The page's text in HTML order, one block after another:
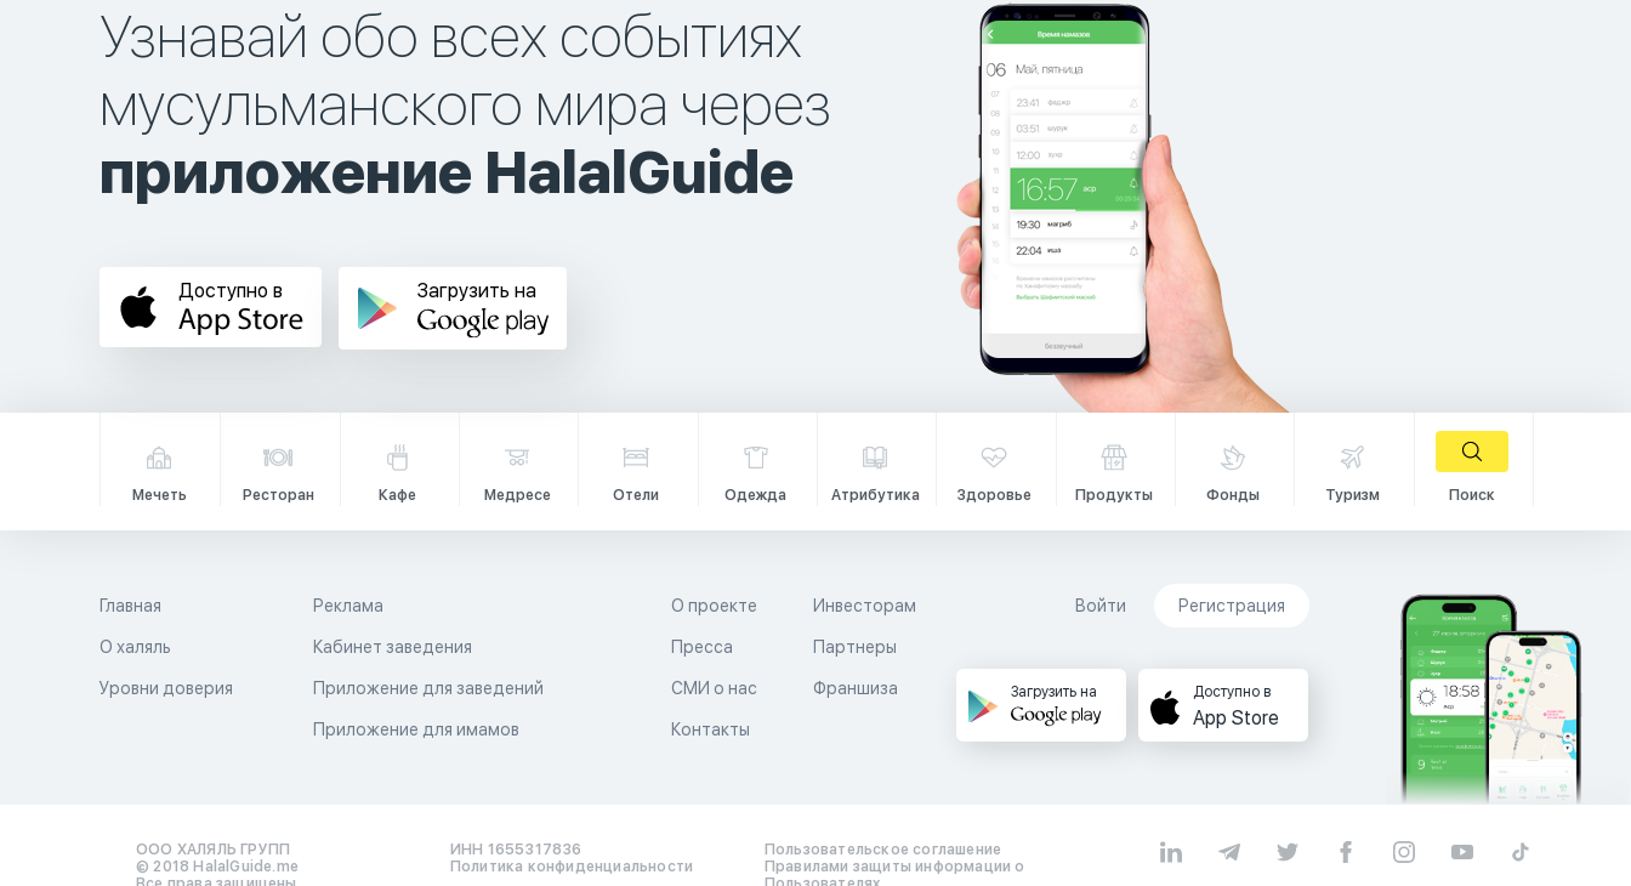
Узнавай обо всех событиях
мусульманского мира через
приложение HalalGuide
Доступно в Загрузить на
Мечеть Ресторан Кафе Медресе Отели Одежда Атрибутика Здоровье Продукты Фонды Туризм Поиск
Главная
О халяль
Уровни доверия
Реклама
Кабинет заведения
Приложение для заведений
Приложение для имамов
О проекте
Пресса
СМИ о нас
Контакты
Инвесторам
Партнеры
Франшиза
Войти Регистрация
Загрузить на Доступно в
App Store
ООО ХАЛЯЛЬ ГРУПП
© 2018 HalalGuide.me
ИНН 1655317836
Политика конфиденциальности
Пользовательское соглашение
Правилами защиты информации о